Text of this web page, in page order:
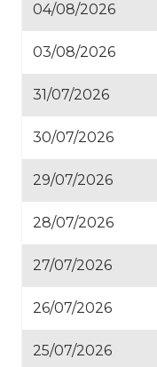
04/08/2026
03/08/2026
31/07/2026
30/07/2026
29/07/2026
28/07/2026
27/07/2026
26/07/2026
25/07/2026